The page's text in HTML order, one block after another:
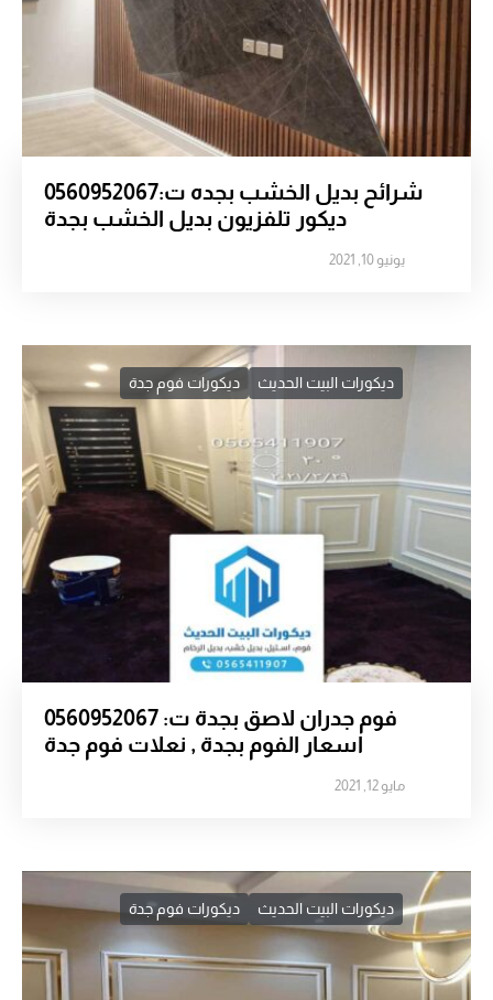
شرائح بديل الخشب بجده ت:0560952067
ديكور تلفزيون بديل الخشب بجدة
يونيو 10, 2021
ديكورات البيت الحديث ديكورات فوم جدة
فوم جدران لاصق بجدة ت: 0560952067
اسعار الفوم بجدة , نعلات فوم جدة
مايو 12, 2021
ديكورات البيت الحديث ديكورات فوم جدة